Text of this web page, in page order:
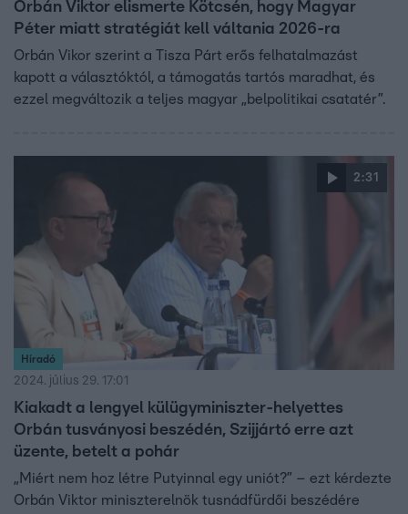
Orbán Viktor elismerte Kötcsén, hogy Magyar
Péter miatt stratégiát kell váltania 2026-ra
Orbán Vikor szerint a Tisza Párt erős felhatalmazást
kapott a választóktól, a támogatás tartós maradhat, és
ezzel megváltozik a teljes magyar „belpolitikai csatatér”.
2:31
Híradó
2024. július 29. 17:01
Kiakadt a lengyel külügyminiszter-helyettes
Orbán tusványosi beszédén, Szijjártó erre azt
üzente, betelt a pohár
„Miért nem hoz létre Putyinnal egy uniót?” – ezt kérdezte
Orbán Viktor miniszterelnök tusnádfürdői beszédére